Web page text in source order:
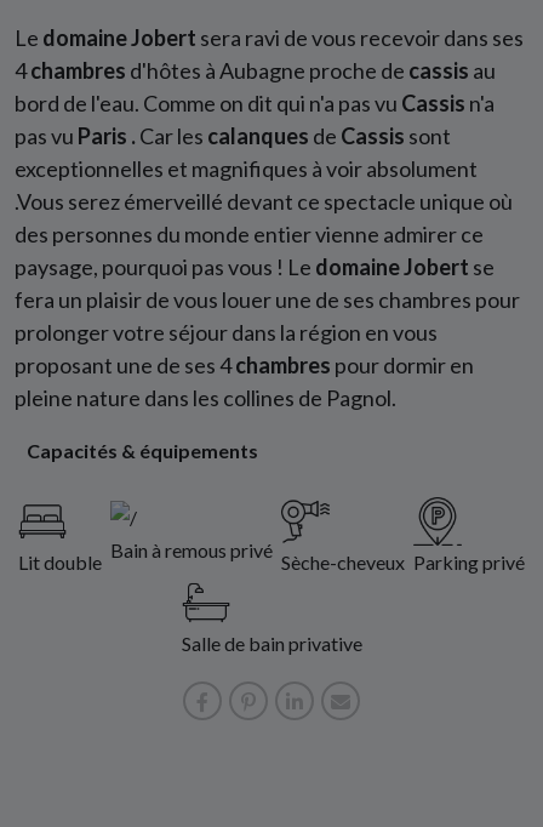
Le domaine Jobert sera ravi de vous recevoir dans ses
4chambres d'hôtes à Aubagne proche de cassis au
bord de l'eau. Comme on dit qui n'a pas vu Cassis n'a
pas vu Paris .Car les calanques de Cassis sont
exceptionnelles et magnifiques à voir absolument
.Vous serez émerveillé devant ce spectacle unique où
des personnes du monde entier vienne admirer ce
paysage, pourquoi pas vous ! Le domaine Jobert se
fera un plaisir de vous louer une de ses chambres pour
prolonger votre séjour dans la région en vous
proposant une de ses 4chambres pour dormir en
pleine nature dans les collines de Pagnol.
Capacités & équipements
Lit double
Bain à remous privé
Sèche-cheveux Parking privé
Salle de bain privative